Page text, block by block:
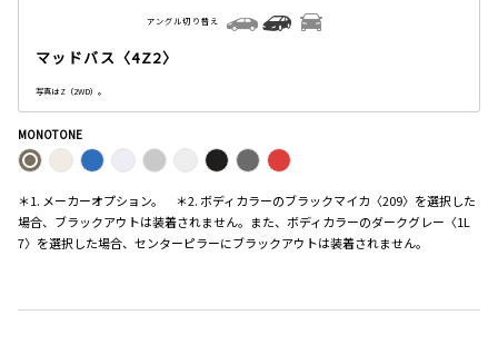
マッドバス〈4Z2〉
写真はZ（2WD）。
アングル切り替え
MONOTONE
＊1. メーカーオプション。 ＊2. ボディカラーのブラックマイカ〈209〉を選択した
場合、ブラックアウトは装着されません。また、ボディカラーのダークグレー〈1L
7〉を選択した場合、センターピラーにブラックアウトは装着されません。